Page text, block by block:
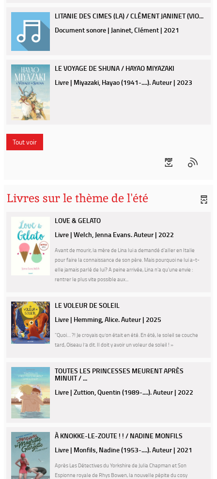
LITANIE DES CIMES (LA) / CLÉMENT JANINET (VIO...
Document sonore | Janinet, Clément | 2021
LE VOYAGE DE SHUNA / HAYAO MIYAZAKI
Livre | Miyazaki, Hayao (1941-....). Auteur | 2023
Tout voir
Livres sur le thème de l'été
LOVE & GELATO
Livre | Welch, Jenna Evans. Auteur | 2022
Avant de mourir, la mère de Lina lui a demandé d'aller en Italie
pour faire la connaissance de son père. Mais pourquoi ne lui a-t-
elle jamais parlé de lui? A peine arrivée, Lina n'a qu'une envie :
rentrer le plus vite possible aux...
LE VOLEUR DE SOLEIL
Livre | Hemming, Alice. Auteur | 2025
"Quoi… ?! Je croyais qu’on était en été. En été, le soleil se couche
tard, Oiseau l’a dit. Il doit y avoir un voleur de soleil ! »
TOUTES LES PRINCESSES MEURENT APRÈS
MINUIT / ...
Livre | Zuttion, Quentin (1989-....). Auteur | 2022
À KNOKKE-LE-ZOUTE ! ! / NADINE MONFILS
Livre | Monfils, Nadine (1953-....). Auteur | 2021
Après Les Détectives du Yorkshire de Julia Chapman et Son
Espionne royale de Rhys Bowen, la nouvelle pépite du cosy